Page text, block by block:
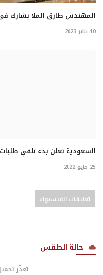
المهندس طارق الملا يشارك
10 يناير 2023
السعودية تعلن بدء تلقي
25 مايو 2022
تعليقات الفيسبوك
حالة الطقس
تعذّر